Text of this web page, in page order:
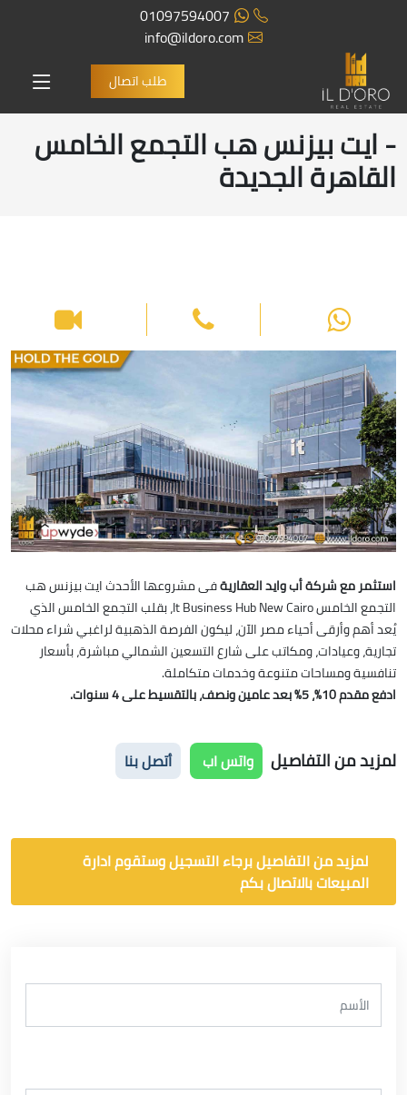
01097594007
info@ildoro.com
طلب اتصال
- ايت بيزنس هب التجمع الخامس
القاهرة الجديدة
استثمر مع شركة أب وايد العقاريةفى مشروعها الأحدث ايت بيزنس هب
التجمع الخامس It Business Hub New Cairo، بقلب التجمع الخامس الذي
يُعد أهم وأرقى أحياء مصر الآن، ليكون الفرصة الذهبية لراغبي شراء محلات
تجارية، وعيادات، ومكاتب على شارع التسعين الشمالي مباشرة، بأسعار
تنافسية ومساحات متنوعة وخدمات متكاملة.
ادفع مقدم 10%، 5% بعد عامين ونصف، بالتقسيط على 4 سنوات.
لمزيد من التفاصيل واتس اب أتصل بنا
لمزيد من التفاصيل برجاء التسجيل وستقوم ادارة
المبيعات بالاتصال بكم